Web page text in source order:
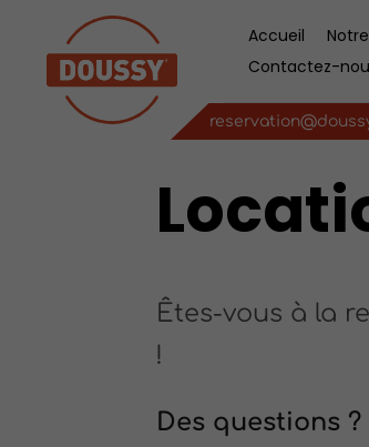
Accueil
Contactez-
Êtes-vous à la
!
Des questions